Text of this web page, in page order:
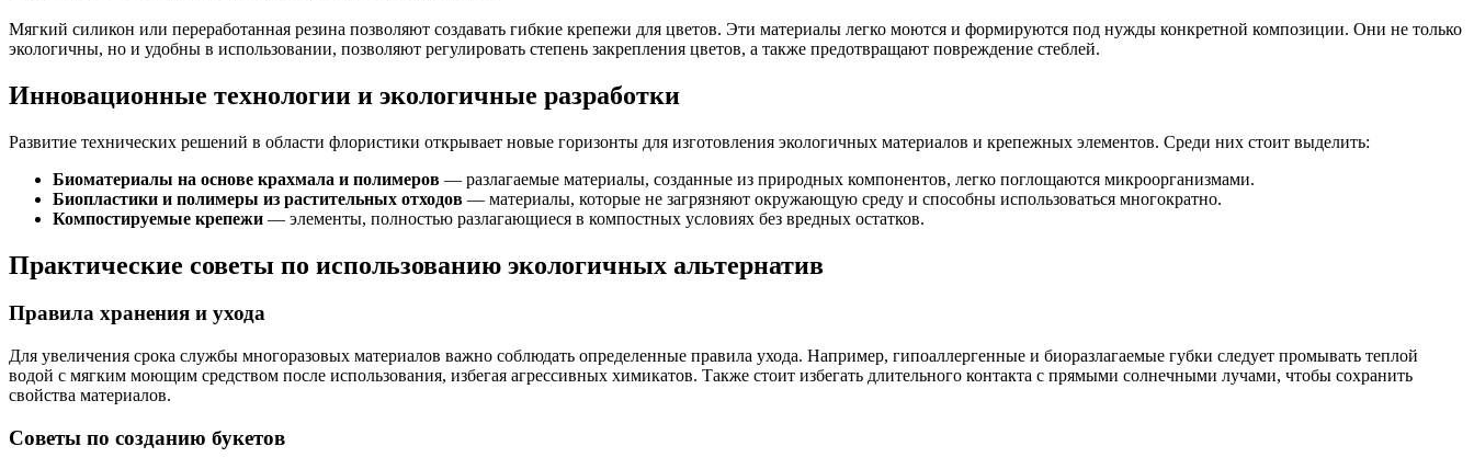
Мягкий силикон или переработанная резина позволяют создавать гибкие крепежи для цветов. Эти материалы легко моются и формируются под нужды конкретной композиции. Они не только
экологичны, но и удобны в использовании, позволяют регулировать степень закрепления цветов, а также предотвращают повреждение стеблей.
Инновационные технологии и экологичные разработки
Развитие технических решений в области флористики открывает новые горизонты для изготовления экологичных материалов и крепежных элементов. Среди них стоит выделить:
Биоматериалы на основе крахмала и полимеров — разлагаемые материалы, созданные из природных компонентов, легко поглощаются микроорганизмами.
Биопластики и полимеры из растительных отходов — материалы, которые не загрязняют окружающую среду и способны использоваться многократно.
Компостируемые крепежи — элементы, полностью разлагающиеся в компостных условиях без вредных остатков.
Практические советы по использованию экологичных альтернатив
Правила хранения и ухода
Для увеличения срока службы многоразовых материалов важно соблюдать определенные правила ухода. Например, гипоаллергенные и биоразлагаемые губки следует промывать теплой
водой с мягким моющим средством после использования, избегая агрессивных химикатов. Также стоит избегать длительного контакта с прямыми солнечными лучами, чтобы сохранить
свойства материалов.
Советы по созданию букетов